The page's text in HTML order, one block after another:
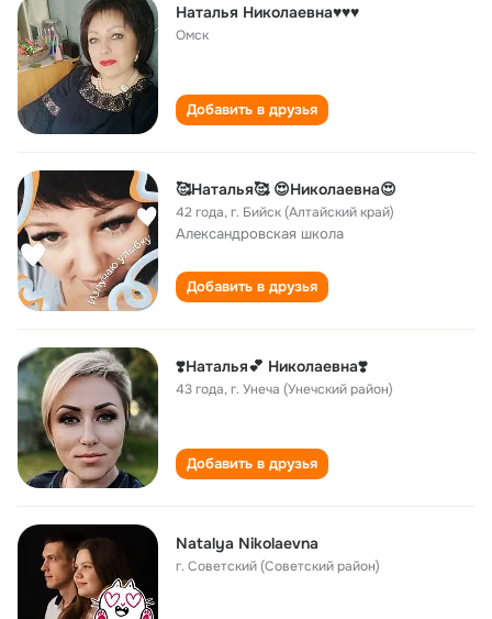
Наталья Николаевна♥️♥️♥️
Омск
Добавить в друзья
🥰Наталья🥰 😍Николаевна😍
42 года,г. Бийск (Алтайский край)
Александровская школа
Добавить в друзья
❣️Наталья💕 Николаевна❣️
43 года,г. Унеча (Унечский район)
Добавить в друзья
Natalya Nikolaevna
г. Советский (Советский район)